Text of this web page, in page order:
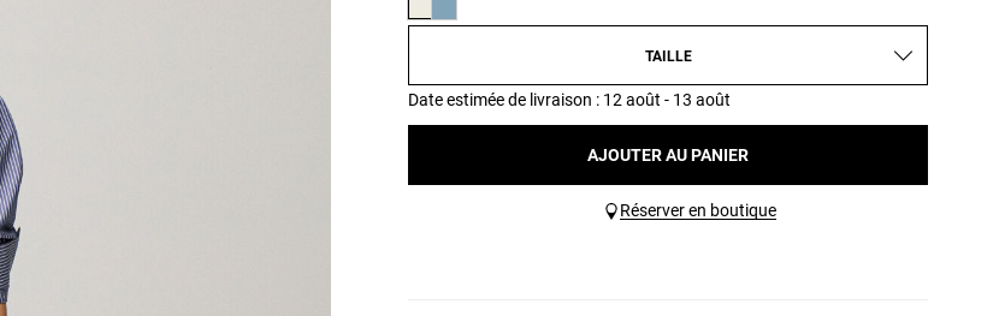
TAILLE
Date estimée de livraison : 12 août - 13 août
AJOUTER AU PANIER
Réserver en boutique